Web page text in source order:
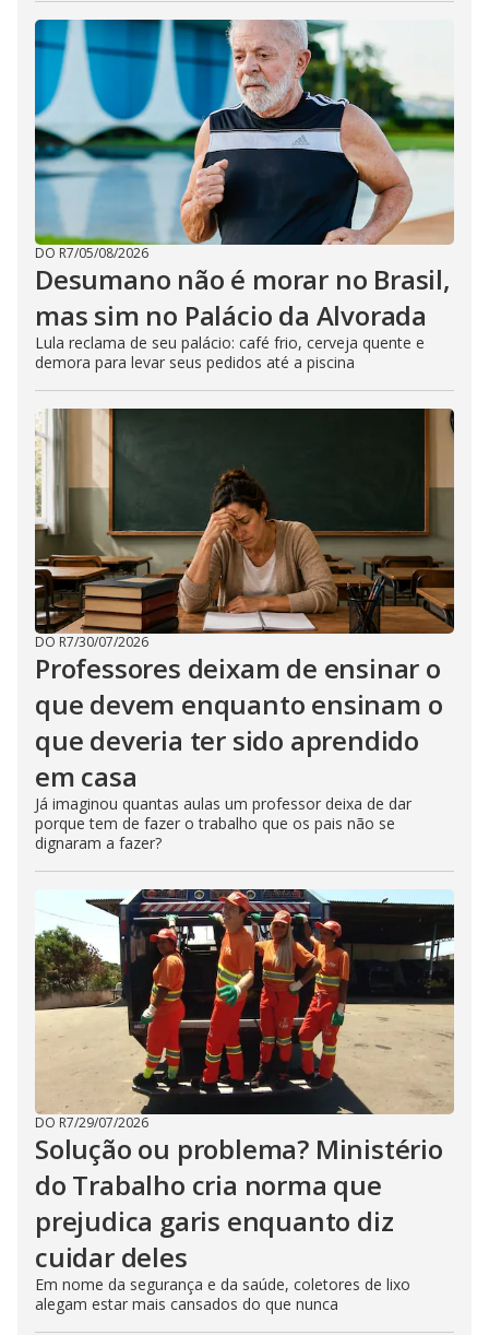
DO R7/05/08/2026
Desumano não é morar no Brasil,
mas sim no Palácio da Alvorada
Lula reclama de seu palácio: café frio, cerveja quente e
demora para levar seus pedidos até a piscina
DO R7/30/07/2026
Professores deixam de ensinar o
que devem enquanto ensinam o
que deveria ter sido aprendido
em casa
Já imaginou quantas aulas um professor deixa de dar
porque tem de fazer o trabalho que os pais não se
dignaram a fazer?
DO R7/29/07/2026
Solução ou problema? Ministério
do Trabalho cria norma que
prejudica garis enquanto diz
cuidar deles
Em nome da segurança e da saúde, coletores de lixo
alegam estar mais cansados do que nunca